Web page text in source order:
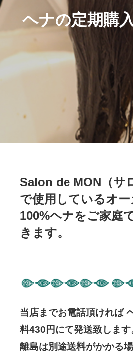
ヘナの定期購
Salon de MON（サ
で使用しているオー
100%ヘナをご家庭
きます。
当店までお電話頂ければ
料430円にて発送致します
離島は別途送料がかかる